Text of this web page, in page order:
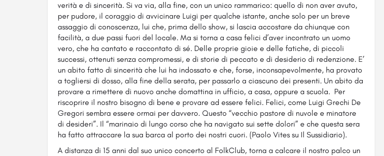
verità e di sincerità. Si va via, alla fine, con un unico rammarico: quello di non aver avuto,
per pudore, il coraggio di avvicinare Luigi per qualche istante, anche solo per un breve
assaggio di conoscenza, lui che, prima dello show, si lascia accostare da chiunque con
facilità, a due passi fuori del locale. Ma si torna a casa felici d’aver incontrato un uomo
vero, che ha cantato e raccontato di sé. Delle proprie gioie e delle fatiche, di piccoli
successi, ottenuti senza compromessi, e di storie di peccato e di desiderio di redenzione. E’
un abito fatto di sincerità che lui ha indossato e che, forse, inconsapevolmente, ha provato
a togliersi di dosso, alla fine della serata, per passarlo a ciascuno dei presenti. Un abito da
provare a rimettere di nuovo anche domattina in ufficio, a casa, oppure a scuola. Per
riscoprire il nostro bisogno di bene e provare ad essere felici. Felici, come Luigi Grechi De
Gregori sembra essere ormai per davvero. Questo “vecchio pastore di nuvole e minatore
di desideri”. Il “marinaio di lungo corso che ha navigato sui sette dolori” e che questa sera
ha fatto attraccare la sua barca al porto dei nostri cuori. (Paolo Vites su Il Sussidiario).
A distanza di 15 anni dal suo unico concerto al FolkClub, torna a calcare il nostro palco un